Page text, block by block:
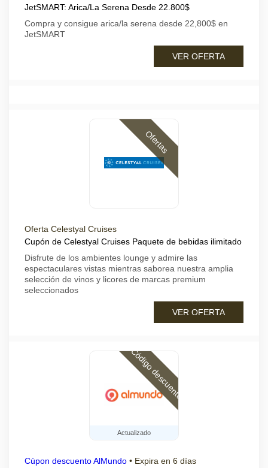
JetSMART: Arica/La Serena Desde 22.800$
Compra y consigue arica/la serena desde 22,800$ en
JetSMART
VER OFERTA
Ofertas
Oferta Celestyal Cruises
Cupón de Celestyal Cruises Paquete de bebidas ilimitado
Disfrute de los ambientes lounge y admire las
espectaculares vistas mientras saborea nuestra amplia
selección de vinos y licores de marcas premium
seleccionados
VER OFERTA
Actualizado
Código descuento
Cúpon descuento AlMundo • Expira en 6 días